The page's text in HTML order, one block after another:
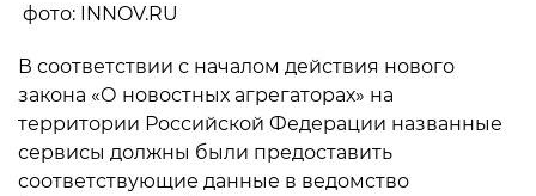
фото: INNOV.RU
В соответствии с началом действия нового
закона «О новостных агрегаторах» на
территории Российской Федерации названные
сервисы должны были предоставить
соответствующие данные в ведомство